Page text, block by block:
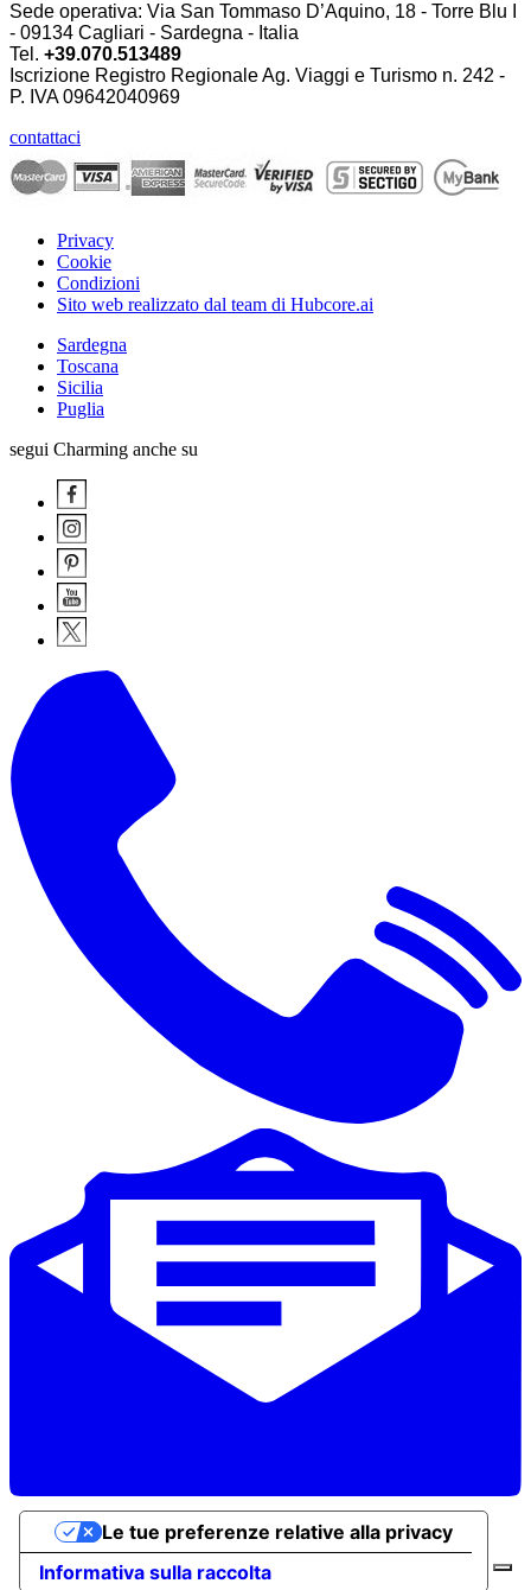
Sede operativa: Via San Tommaso D’Aquino, 18 - Torre Blu I
- 09134 Cagliari - Sardegna - Italia
Tel. +39.070.513489
Iscrizione Registro Regionale Ag. Viaggi e Turismo n. 242 -
P. IVA09642040969
contattaci
Privacy
Cookie
Condizioni
Sito web realizzato dal team di Hubcore.ai
Sardegna
Toscana
Sicilia
Puglia
segui Charming anche su
Informativa sulla raccolta
Le tue preferenze relative alla privacy